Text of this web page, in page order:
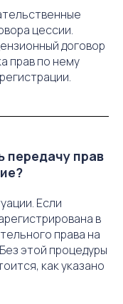
цессии.
договор
прав по нему
передачу прав
Если
в
права на
этой процедуры
как указано